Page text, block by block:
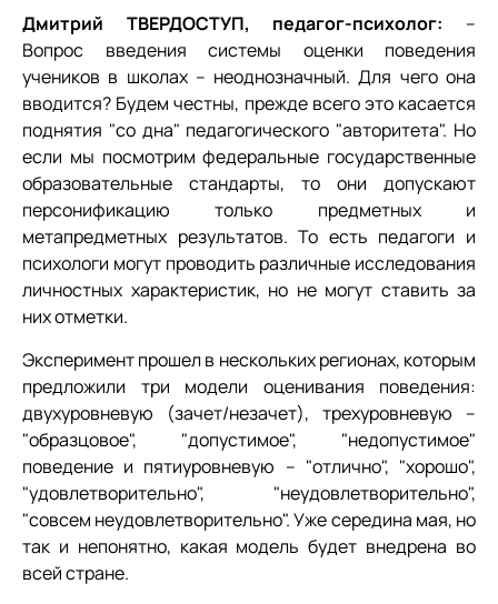
Дмитрий ТВЕРДОСТУП, педагог-психолог: –
Вопрос введения системы оценки поведения
учеников в школах – неоднозначный. Для чего она
вводится? Будем честны, прежде всего это касается
поднятия "со дна" педагогического "авторитета". Но
если мы посмотрим федеральные государственные
образовательные стандарты, то они допускают
персонификацию только предметных и
метапредметных результатов. То есть педагоги и
психологи могут проводить различные исследования
личностных характеристик, но не могут ставить за
них отметки.
Эксперимент прошел в нескольких регионах, которым
предложили три модели оценивания поведения:
двухуровневую (зачет/незачет), трехуровневую –
"образцовое", "допустимое", "недопустимое"
поведение и пятиуровневую – "отлично", "хорошо",
"удовлетворительно", "неудовлетворительно",
"совсем неудовлетворительно". Уже середина мая, но
так и непонятно, какая модель будет внедрена во
всей стране.